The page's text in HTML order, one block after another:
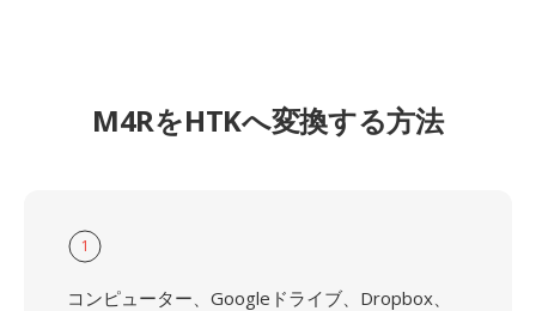
M4RをHTKへ変換する方法
1
コンピューター、Googleドライブ、Dropbox、